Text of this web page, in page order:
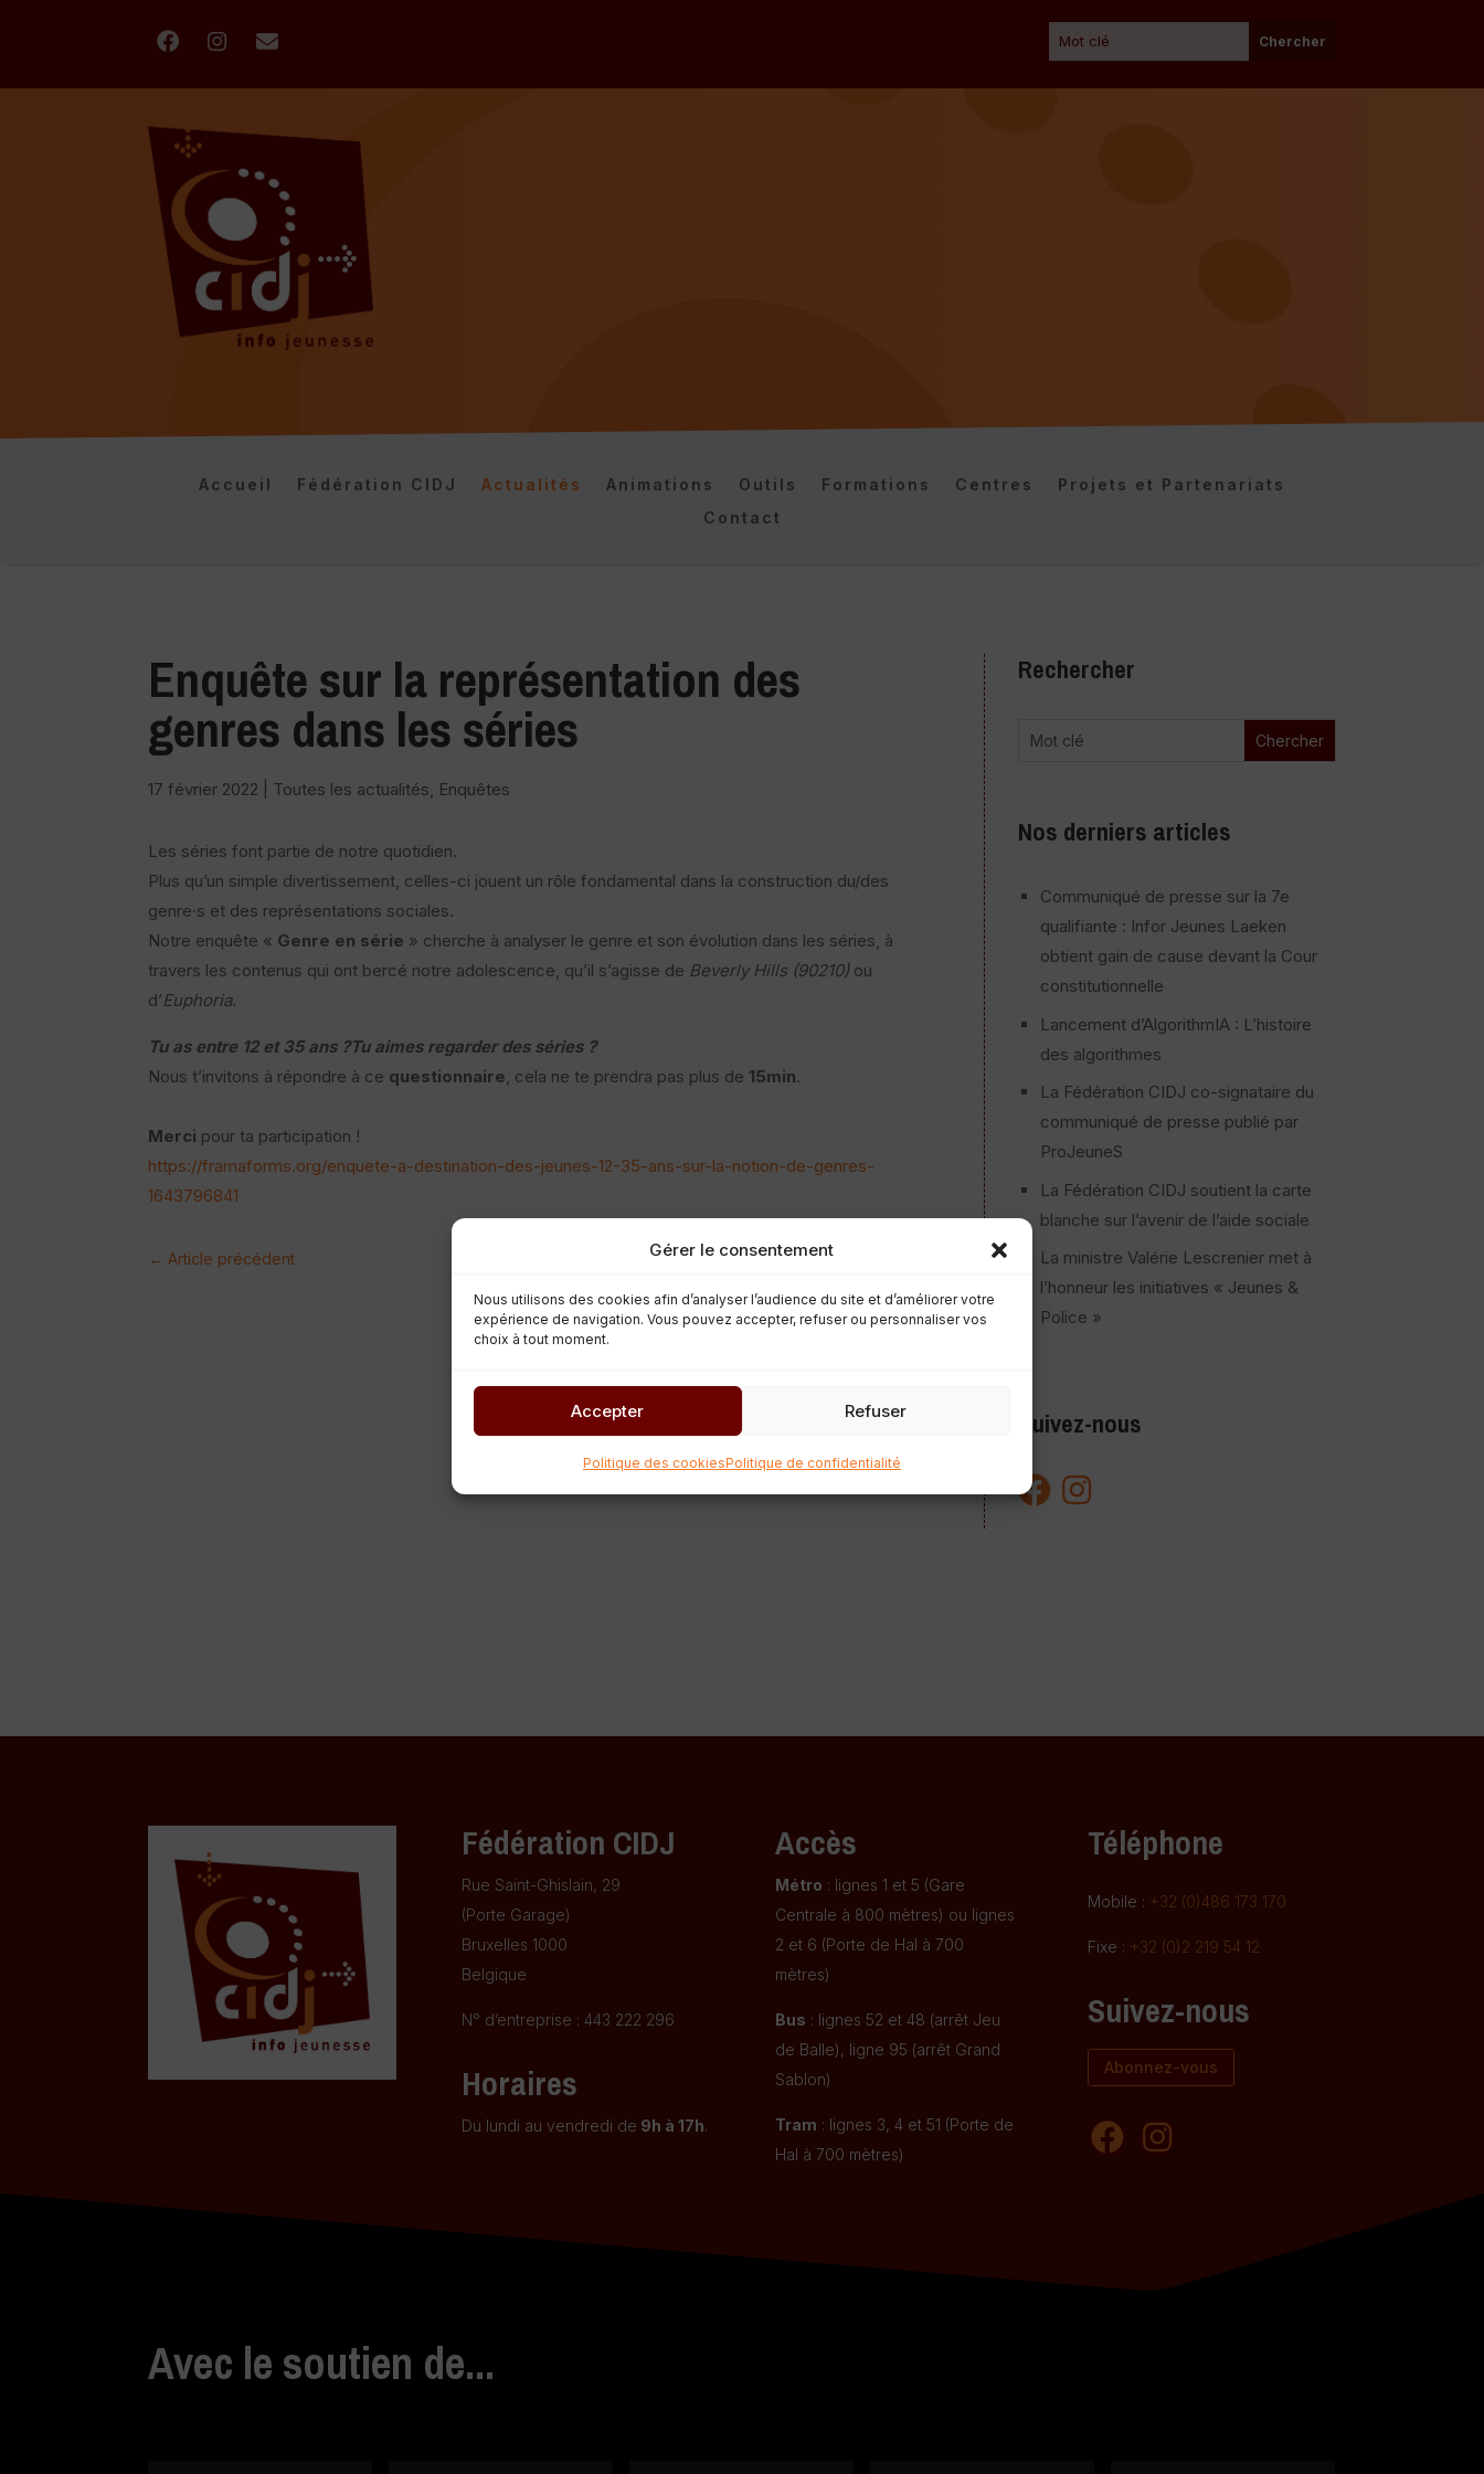
Gérer le consentement
Nous utilisons des cookies afin d’analyser l’audience du site et d’améliorer votre
expérience de navigation. Vous pouvez accepter, refuser ou personnaliser vos
choix à tout moment.
Accepter Refuser
Politique des cookiesPolitique de confidentialité
Accueil Fédération CIDJ Actualités Animations Outils Formations Centres
Projets et Partenariats
Contact
Enquête sur la représentation des
genres dans les séries
17 février 2022 Toutes les actualités Enquêtes
Les séries font partie de notre quotidien.
Plus qu’un simple divertissement, celles-ci jouent un rôle fondamental dans la construction du/des
genre·s et des représentations sociales.
Notre enquête « Genre en série » cherche à analyser le genre et son évolution dans les séries, à
travers les contenus qui ont bercé notre adolescence, qu’il s’agisse de Beverly Hills (90210) ou
d’Euphoria.
Tu as entre 12 et 35 ans ?Tu aimes regarder des séries ?
Nous t’invitons à répondre à ce questionnaire, cela ne te prendra pas plus de 15min.
Merci pour ta participation !
https://framaforms.org/enquete-a-destination-des-jeunes-12-35-ans-sur-la-notion-de-genres-
1643796841
←Article précédent Article suivant
Rechercher
Nos derniers articles
Communiqué de presse sur la 7e
qualifiante : Infor Jeunes Laeken
obtient gain de cause devant la Cour
constitutionnelle
Lancement d’AlgorithmIA : L’histoire
des algorithmes
La Fédération CIDJ co-signataire du
communiqué de presse publié par
ProJeuneS
La Fédération CIDJ soutient la carte
blanche sur l’avenir de l’aide sociale
La ministre Valérie Lescrenier met à
l’honneur les initiatives « Jeunes &
Police »
Suivez-nous
Fédération CIDJ
Rue Saint-Ghislain, 29
(Porte Garage)
Bruxelles 1000
Belgique
N° d’entreprise : 443 222 296
Horaires
Du lundi au vendredi de 9h à 17h.
Accès
Métro : lignes 1 et 5 (Gare
Centrale à 800 mètres) ou lignes
2 et 6 (Porte de Hal à 700
mètres)
Bus : lignes 52 et 48 (arrêt Jeu
de Balle), ligne 95 (arrêt Grand
Sablon)
Tram : lignes 3, 4 et 51 (Porte de
Hal à 700 mètres)
Téléphone
Mobile : +32 (0)486 173 170
Fixe : +32 (0)2 219 54 12
Suivez-nous
Abonnez-vous
Avec le soutien de...